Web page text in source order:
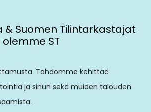
& Suomen Tilintarkastajat
ST
Tahdomme kehittää
ja sinun sekä muiden talouden